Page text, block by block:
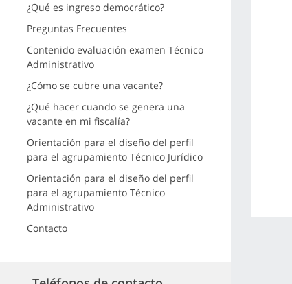
¿Qué es ingreso democrático?
Preguntas Frecuentes
Contenido evaluación examen Técnico
Administrativo
¿Cómo se cubre una vacante?
¿Qué hacer cuando se genera una
vacante en mi fiscalía?
Orientación para el diseño del perfil
para el agrupamiento Técnico Jurídico
Orientación para el diseño del perfil
para el agrupamiento Técnico
Administrativo
Contacto